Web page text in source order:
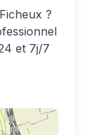
Ficheux ?
et 7j/7